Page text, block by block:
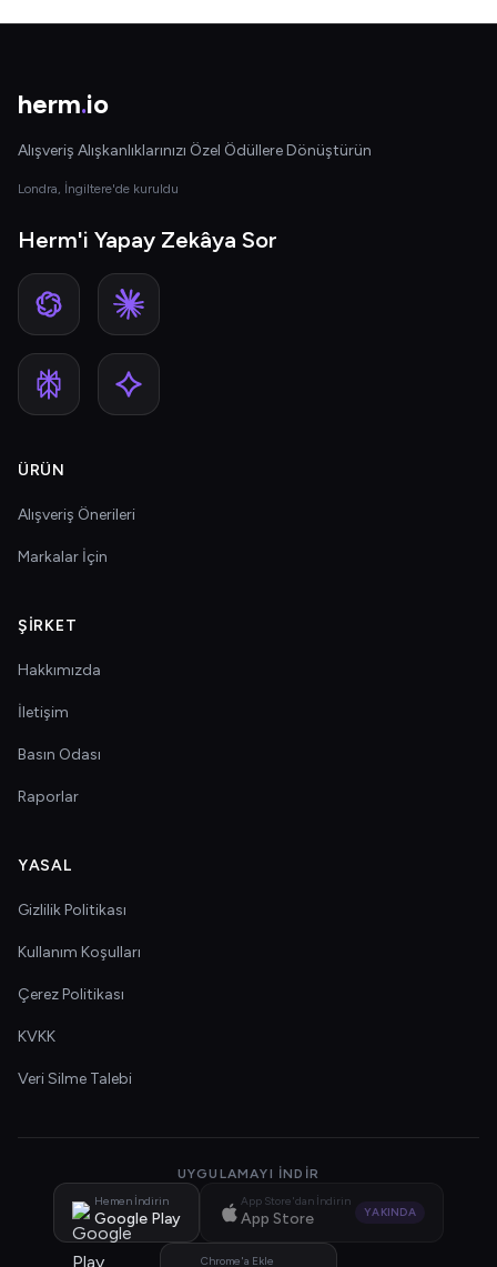
herm.io
Alışveriş Alışkanlıklarınızı Özel Ödüllere Dönüştürün
Londra, İngiltere'de kuruldu
Herm'i Yapay Zekâya Sor
ÜRÜN
Alışveriş Önerileri
Markalar İçin
ŞIRKET
Hakkımızda
İletişim
Basın Odası
Raporlar
YASAL
Gizlilik Politikası
Kullanım Koşulları
Çerez Politikası
KVKK
Veri Silme Talebi
UYGULAMAYI İNDIR
Hemen İndirin
Google Play
App Store'dan İndirin
App Store YAKINDA
Chrome'a Ekle